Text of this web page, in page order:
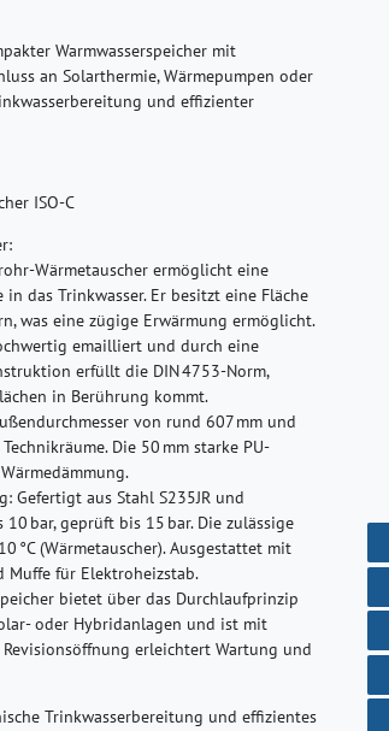
Warmwasserspeicher mit
an Solarthermie, Wärmepumpen oder
und effizienter
ISO-C
Wärmetauscher ermöglicht eine
das Trinkwasser. Er besitzt eine Fläche
was eine zügige Erwärmung ermöglicht.
emailliert und durch eine
erfüllt die DIN 4753-Norm,
in Berührung kommt.
von rund 607 mm und
Die 50 mm starke PU-
Gefertigt aus Stahl S235JR und
bar, geprüft bis 15 bar. Die zulässige
°C (Wärmetauscher). Ausgestattet mit
Muffe für Elektroheizstab.
bietet über das Durchlaufprinzip
oder Hybridanlagen und ist mit
erleichtert Wartung und
Trinkwasserbereitung und effizientes